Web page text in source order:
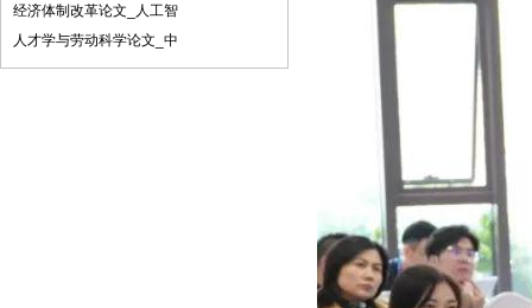
内)、联系方式(通信地址、邮编、电话、
电子信箱)。 六、处理流程：（1） 通过电
经济体制改革论文_人工智
人才学与劳动科学论文_中